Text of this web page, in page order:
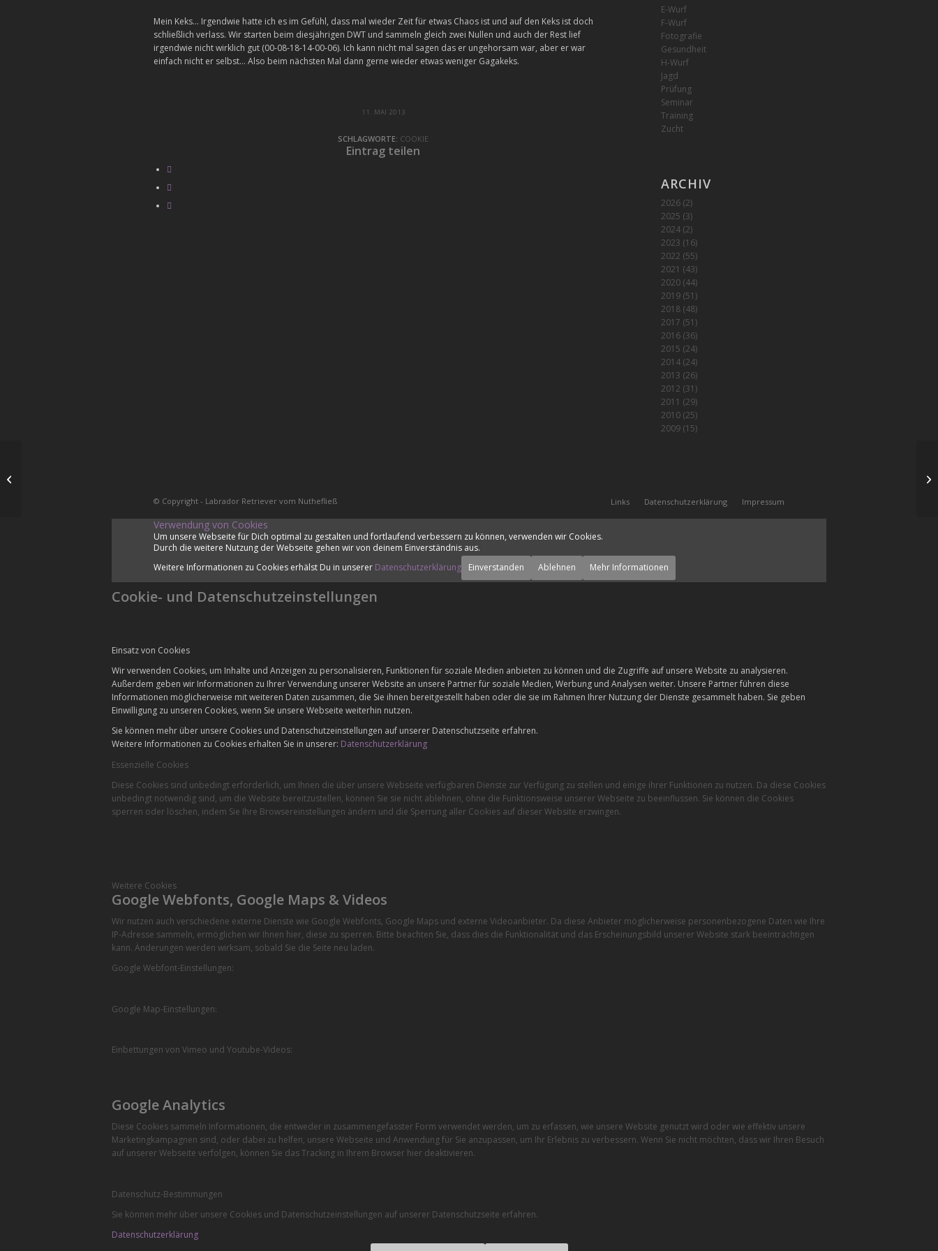
Mein Keks… Irgendwie hatte ich es im Gefühl, dass mal wieder Zeit für etwas Chaos ist und auf den Keks ist doch
schließlich verlass. Wir starten beim diesjährigen DWT und sammeln gleich zwei Nullen und auch der Rest lief
irgendwie nicht wirklich gut (00-08-18-14-00-06). Ich kann nicht mal sagen das er ungehorsam war, aber er war
einfach nicht er selbst… Also beim nächsten Mal dann gerne wieder etwas weniger Gagakeks.
11. MAI 2013
SCHLAGWORTE: COOKIE
Eintrag teilen
E-Wurf
F-Wurf
Fotografie
Gesundheit
H-Wurf
Jagd
Prüfung
Seminar
Training
Zucht
ARCHIV
2026(2)
2025 (3)
2024(2)
2023 (16)
2022 (55)
2021 (43)
2020(44)
2019(51)
2018(48)
2017 (51)
2016(36)
2015 (24)
2014(24)
2013 (26)
2012 (31)
2011 (29)
2010(25)
2009(15)
© Copyright - Labrador Retriever vom Nuthefließ Links Datenschutzerklärung Impressum
Verwendung von Cookies
Um unsere Webseite für Dich optimal zu gestalten und fortlaufend verbessern zu können, verwenden wir Cookies.
Durch die weitere Nutzung der Webseite gehen wir von deinem Einverständnis aus.
Weitere Informationen zu Cookies erhälst Du in unserer Datenschutzerklärung Einverstanden Ablehnen Mehr Informationen
Cookie- und Datenschutzeinstellungen
Einsatz von Cookies
Wir verwenden Cookies, um Inhalte und Anzeigen zu personalisieren, Funktionen für soziale Medien anbieten zu können und die Zugriffe auf unsere Website zu analysieren.
Außerdem geben wir Informationen zu Ihrer Verwendung unserer Website an unsere Partner für soziale Medien, Werbung und Analysen weiter. Unsere Partner führen diese
Informationen möglicherweise mit weiteren Daten zusammen, die Sie ihnen bereitgestellt haben oder die sie im Rahmen Ihrer Nutzung der Dienste gesammelt haben. Sie geben
Einwilligung zu unseren Cookies, wenn Sie unsere Webseite weiterhin nutzen.
Sie können mehr über unsere Cookies und Datenschutzeinstellungen auf unserer Datenschutzseite erfahren.
Weitere Informationen zu Cookies erhalten Sie in unserer: Datenschutzerklärung
Essenzielle Cookies
Diese Cookies sind unbedingt erforderlich, um Ihnen die über unsere Webseite verfügbaren Dienste zur Verfügung zu stellen und einige ihrer Funktionen zu nutzen. Da diese Cookies
unbedingt notwendig sind, um die Website bereitzustellen, können Sie sie nicht ablehnen, ohne die Funktionsweise unserer Webseite zu beeinflussen. Sie können die Cookies
sperren oder löschen, indem Sie Ihre Browsereinstellungen ändern und die Sperrung aller Cookies auf dieser Website erzwingen.
Weitere Cookies
Google Webfonts, Google Maps & Videos
Wir nutzen auch verschiedene externe Dienste wie Google Webfonts, Google Maps und externe Videoanbieter. Da diese Anbieter möglicherweise personenbezogene Daten wie Ihre
IP-Adresse sammeln, ermöglichen wir Ihnen hier, diese zu sperren. Bitte beachten Sie, dass dies die Funktionalität und das Erscheinungsbild unserer Website stark beeinträchtigen
kann. Änderungen werden wirksam, sobald Sie die Seite neu laden.
Google Webfont-Einstellungen:
Google Map-Einstellungen:
Einbettungen von Vimeo und Youtube-Videos:
Google Analytics
Diese Cookies sammeln Informationen, die entweder in zusammengefasster Form verwendet werden, um zu erfassen, wie unsere Website genutzt wird oder wie effektiv unsere
Marketingkampagnen sind, oder dabei zu helfen, unsere Webseite und Anwendung für Sie anzupassen, um Ihr Erlebnis zu verbessern. Wenn Sie nicht möchten, dass wir Ihren Besuch
auf unserer Webseite verfolgen, können Sie das Tracking in Ihrem Browser hier deaktivieren.
Datenschutz-Bestimmungen
Sie können mehr über unsere Cookies und Datenschutzeinstellungen auf unserer Datenschutzseite erfahren.
Datenschutzerklärung